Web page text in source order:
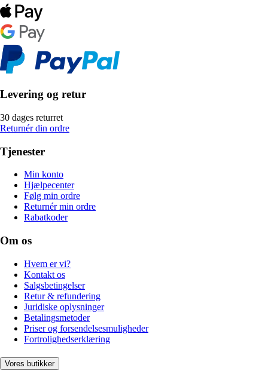
Levering og retur
30 dages returret
Returnér din ordre
Tjenester
Min konto
Hjælpecenter
Følg min ordre
Returnér min ordre
Rabatkoder
Om os
Hvem er vi?
Kontakt os
Salgsbetingelser
Retur & refundering
Juridiske oplysninger
Betalingsmetoder
Priser og forsendelsesmuligheder
Fortrolighedserklæring
Vores butikker